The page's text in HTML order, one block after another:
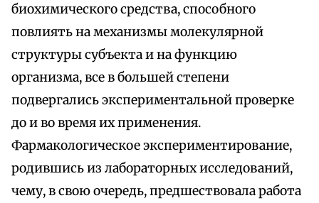
биохимического средства, способного
повлиять на механизмы молекулярной
структуры субъекта и на функцию
организма, все в большей степени
подвергались экспериментальной проверке
до и во время их применения.
Фармакологическое экспериментирование,
родившись из лабораторных исследований,
чему, в свою очередь, предшествовала работа